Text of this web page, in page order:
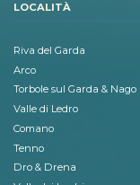
LOCALITÀ
Riva del Garda
Arco
Torbole sul Garda & Nago
Valle di Ledro
Comano
Tenno
Dro & Drena